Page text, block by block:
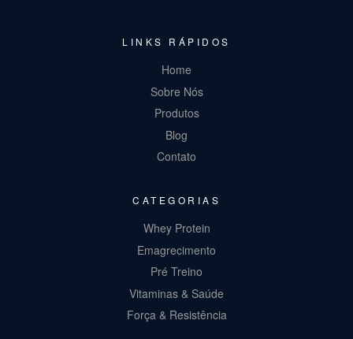
LINKS RÁPIDOS
Home
Sobre Nós
Produtos
Blog
Contato
CATEGORIAS
Whey Protein
Emagrecimento
Pré Treino
Vitaminas & Saúde
Força & Resistência